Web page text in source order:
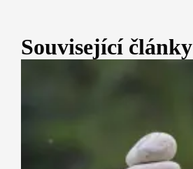
Související články